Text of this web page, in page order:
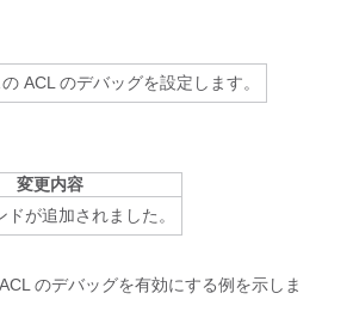
ACL のデバッグを設定します。
変更内容
ドが追加されました。
のデバッグを有効にする例を示しま